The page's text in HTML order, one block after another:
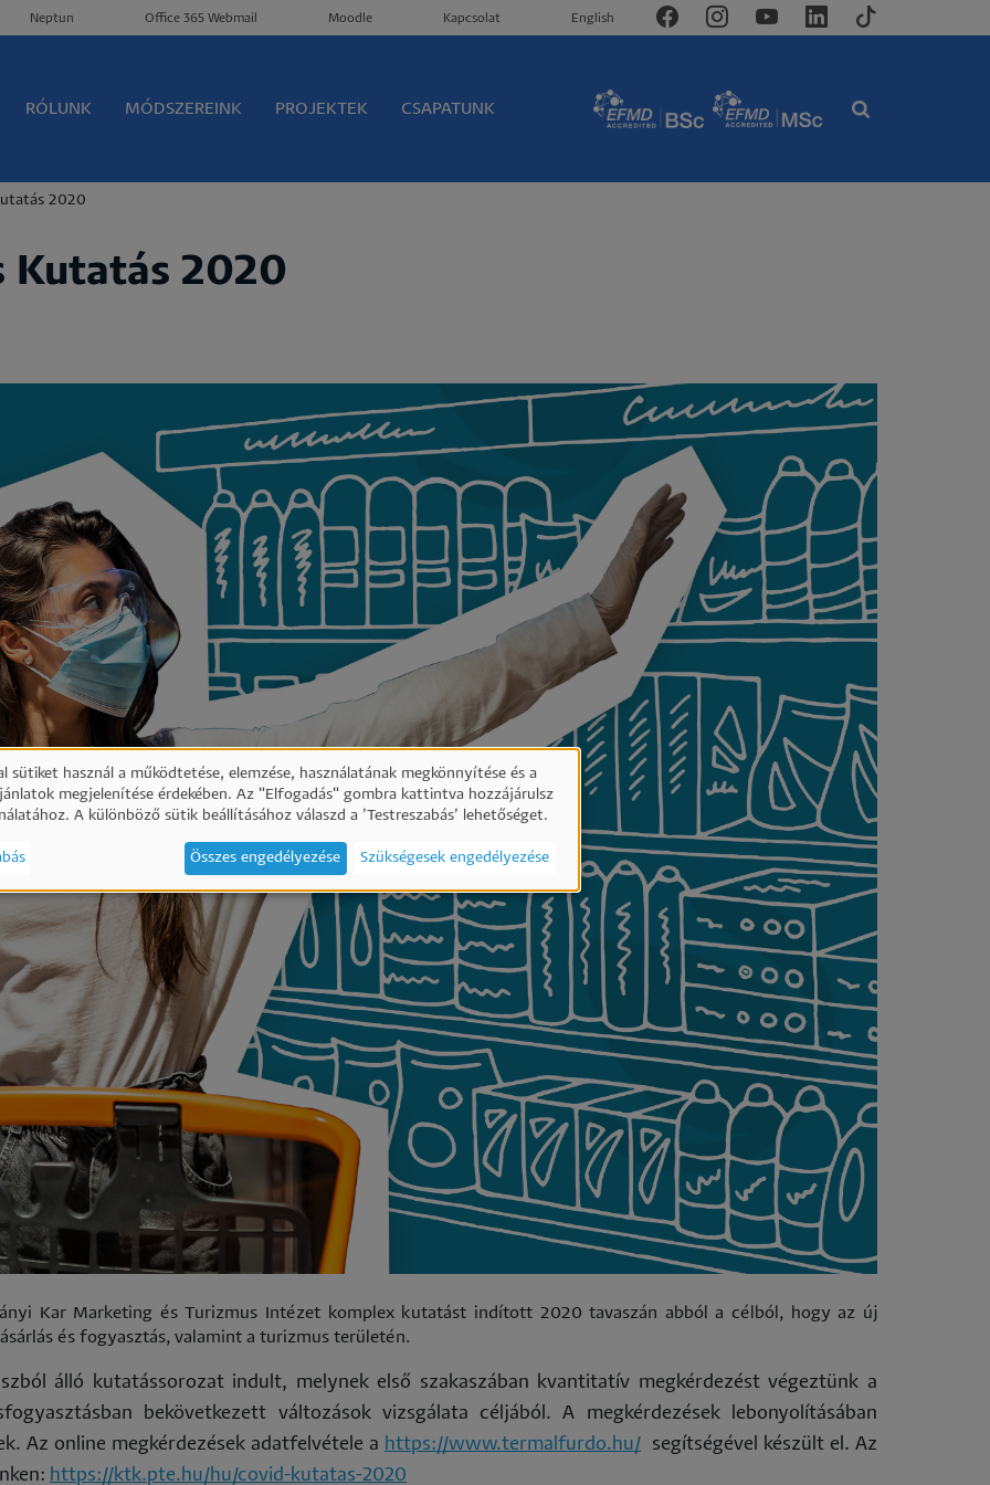
Neptun Office 365 Webmail Moodle Kapcsolat English
RÓLUNK MÓDSZEREINK PROJEKTEK CSAPATUNK
2020
Kutatás 2020
Kar Marketing és Turizmus Intézet komplex kutatást indított 2020 tavaszán abból a célból, hogy az új
és fogyasztás, valamint a turizmus területén.
álló kutatássorozat indult, melynek első szakaszában kvantitatív megkérdezést végeztünk a
bekövetkezett változások vizsgálata céljából. A megkérdezések lebonyolításában
Az online megkérdezések adatfelvétele a https://www.termalfurdo.hu/ segítségével készült el. Az
https://ktk.pte.hu/hu/covid-kutatas-2020
sütiket használ a működtetése, elemzése, használatának megkönnyítése és a
megjelenítése érdekében. Az "Elfogadás" gombra kattintva hozzájárulsz
A különböző sütik beállításához válaszd a ’Testreszabás’ lehetőséget.
Szükségesek engedélyezése
Összes engedélyezése